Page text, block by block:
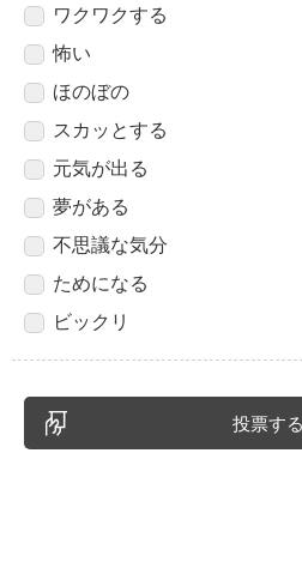
ワクワクする
怖い
ほのぼの
スカッとする
元気が出る
夢がある
不思議な気分
ためになる
ビックリ